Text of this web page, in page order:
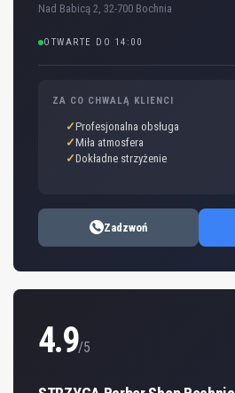
Nad Babicą 2, 32-700 Bochnia
OTWARTE DO 14:00
ZA CO CHWALĄ KLIENCI
Profesjonalna obsługa
Miła atmosfera
Dokładne strzyżenie
Zadzwoń
4.9/5